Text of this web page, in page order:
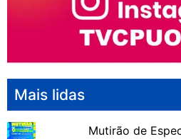
Mais lidas
Mutirão de